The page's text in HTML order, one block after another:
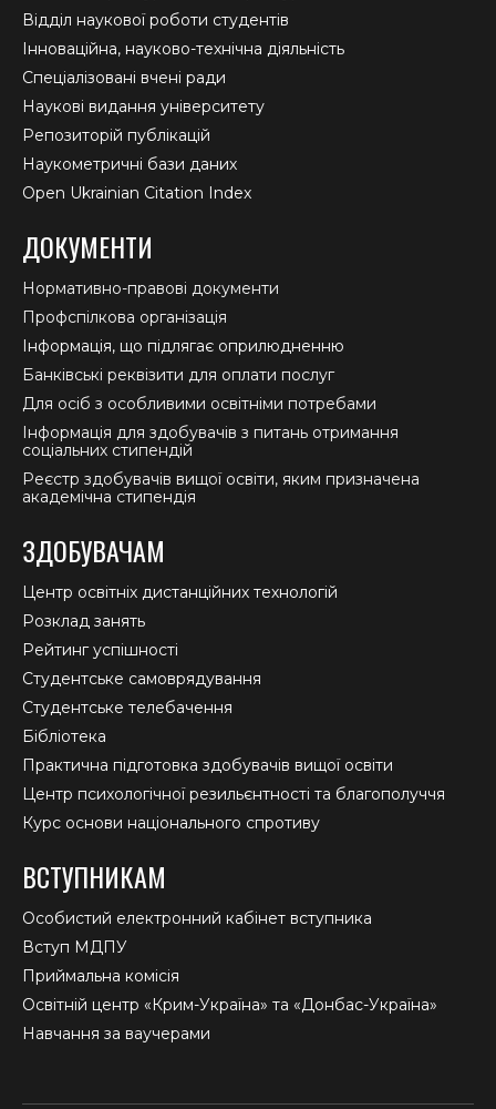
Відділ наукової роботи студентів
Інноваційна, науково-технічна діяльність
Спеціалізовані вчені ради
Наукові видання університету
Репозиторій публікацій
Наукометричні бази даних
Open Ukrainian Citation Index
ДОКУМЕНТИ
Нормативно-правові документи
Профспілкова організація
Інформація, що підлягає оприлюдненню
Банківські реквізити для оплати послуг
Для осіб з особливими освітніми потребами
Інформація для здобувачів з питань отримання
соціальних стипендій
Реєстр здобувачів вищої освіти, яким призначена
академічна стипендія
ЗДОБУВАЧАМ
Центр освітніх дистанційних технологій
Розклад занять
Рейтинг успішності
Студентське самоврядування
Студентське телебачення
Бібліотека
Практична підготовка здобувачів вищої освіти
Центр психологічної резильєнтності та благополуччя
Курс основи національного спротиву
ВСТУПНИКАМ
Особистий електронний кабінет вступника
Вступ МДПУ
Приймальна комісія
Освітній центр «Крим-Україна» та «Донбас-Україна»
Навчання за ваучерами